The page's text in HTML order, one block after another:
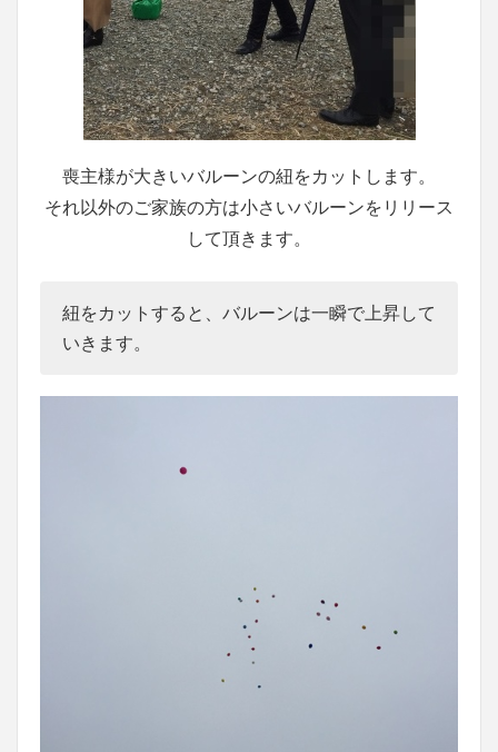
喪主様が大きいバルーンの紐をカットします。
それ以外のご家族の方は小さいバルーンをリリース
して頂きます。
紐をカットすると、バルーンは一瞬で上昇して
いきます。